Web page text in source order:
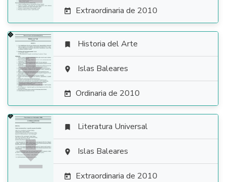
 Extraordinaria de 2010

 Historia del Arte
 Islas Baleares
 Ordinaria de 2010

 Literatura Universal
 Islas Baleares
 Extraordinaria de 2010